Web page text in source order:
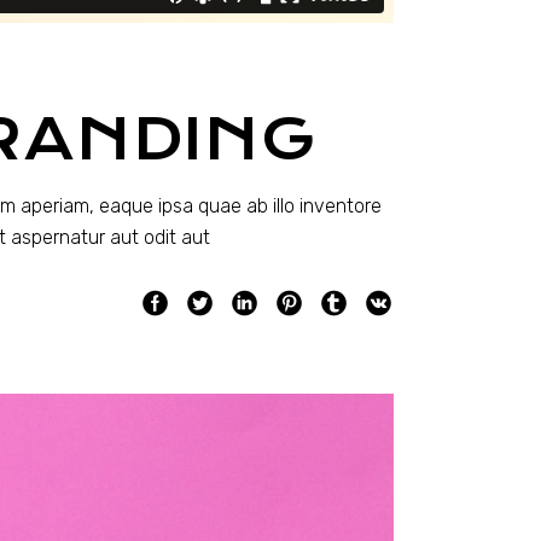
aperiam, eaque ipsa quae ab illo inventore
aspernatur aut odit aut